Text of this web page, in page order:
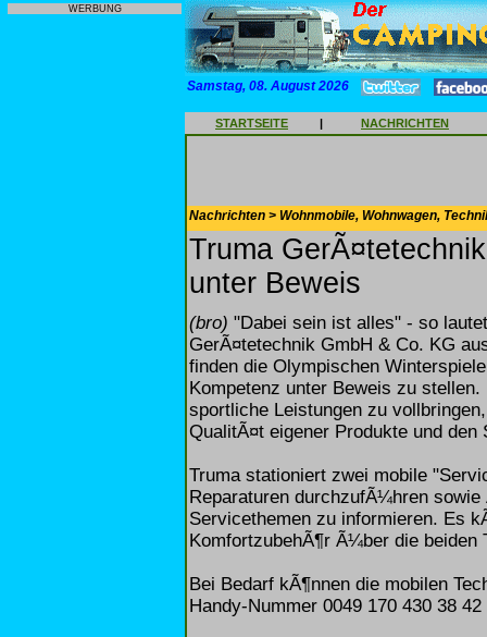
WERBUNG
Samstag, 08. August 2026
STARTSEITE | NACHRICHTEN
Nachrichten > Wohnmobile, Wohnwagen,
Truma
unter Beweis
(bro) "Dabei sein ist alles" - so
GerÃ¤tetechnik GmbH & Co. KG
finden die Olympischen
Kompetenz unter Beweis zu
sportliche Leistungen zu
QualitÃ¤t eigener Produkte und den
Truma stationiert zwei mobile
Reparaturen durchzufÃ¼hren
Servicethemen zu informieren. Es
KomfortzubehÃ¶r Ã¼ber die beiden
Bei Bedarf kÃ¶nnen die mobilen
Handy-Nummer 0049 170 430 38